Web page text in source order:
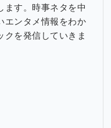
ます。時事ネタを中
エンタメ情報をわか
クを発信していきま